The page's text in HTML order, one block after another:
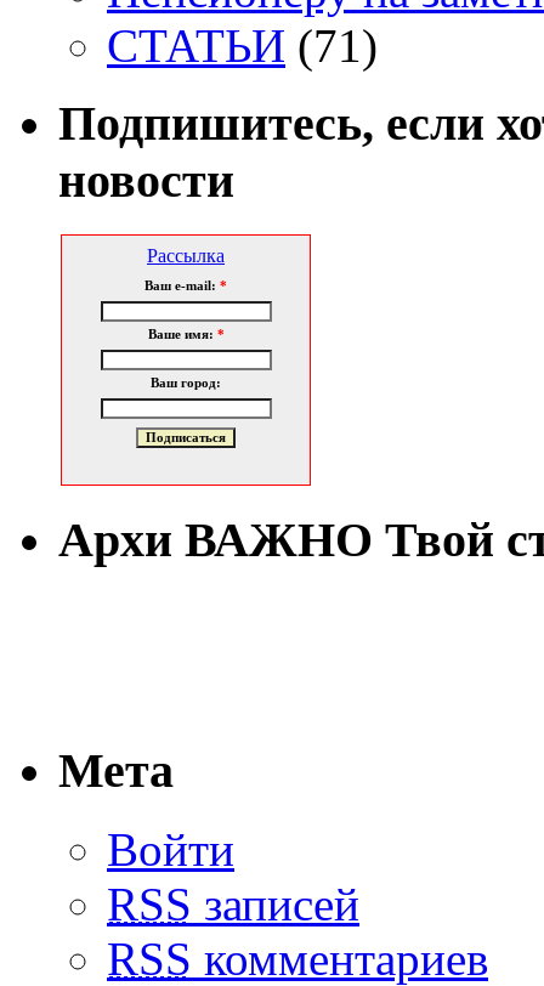
СТАТЬИ (71)
Подпишитесь, если
новости
Рассылка
Ваш e-mail: *
Ваше имя: *
Ваш город:
Архи ВАЖНО Твой
Мета
Войти
RSS записей
RSS комментариев